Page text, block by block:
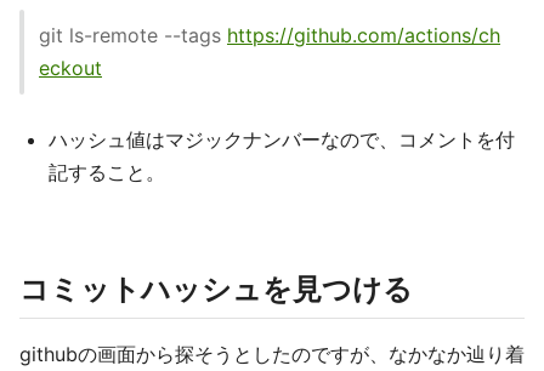
git ls-remote --tags https://github.com/actions/ch
eckout
ハッシュ値はマジックナンバーなので、コメントを付
記すること。
コミットハッシュを見つける
githubの画面から探そうとしたのですが、なかなか辿り着